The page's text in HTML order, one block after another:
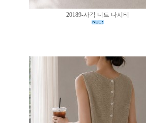
20189-사각 니트 나시티